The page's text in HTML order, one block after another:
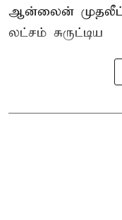
ஆன்லைன்
லட்சம் சுருட்டிய